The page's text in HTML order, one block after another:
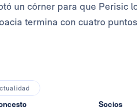
un córner para que Perisic
termina con cuatro
Socios